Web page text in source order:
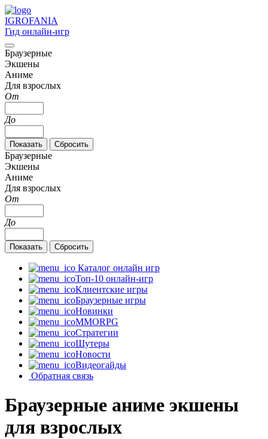
IGROFANIA
Гид онлайн-игр
Браузерные
Экшены
Аниме
Для взрослых
От
До
Браузерные
Экшены
Аниме
Для взрослых
От
До
Каталог онлайн игр
Топ-10 онлайн-игр
Клиентские игры
Браузерные игры
Новинки
MMORPG
Стратегии
Шутеры
Новости
Видеогайды
Обратная связь
Браузерные аниме экшены
для взрослых